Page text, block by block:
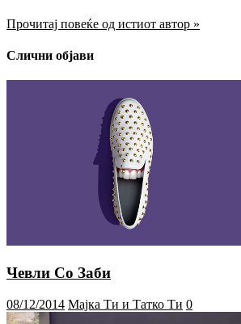
Прочитај повеќе од истиот автор »
Слични објави
Чевли Со Заби
08/12/2014 Мајка Ти и Татко Ти 0